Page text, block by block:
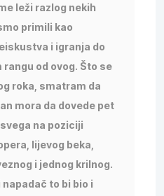
leži razlog nekih
primili kao
i igranja do
rangu od ovog. Što se
roka, smatram da
mora da dovede pet
na poziciji
lijevog beka,
i jednog krilnog.
napadač to bi bio i